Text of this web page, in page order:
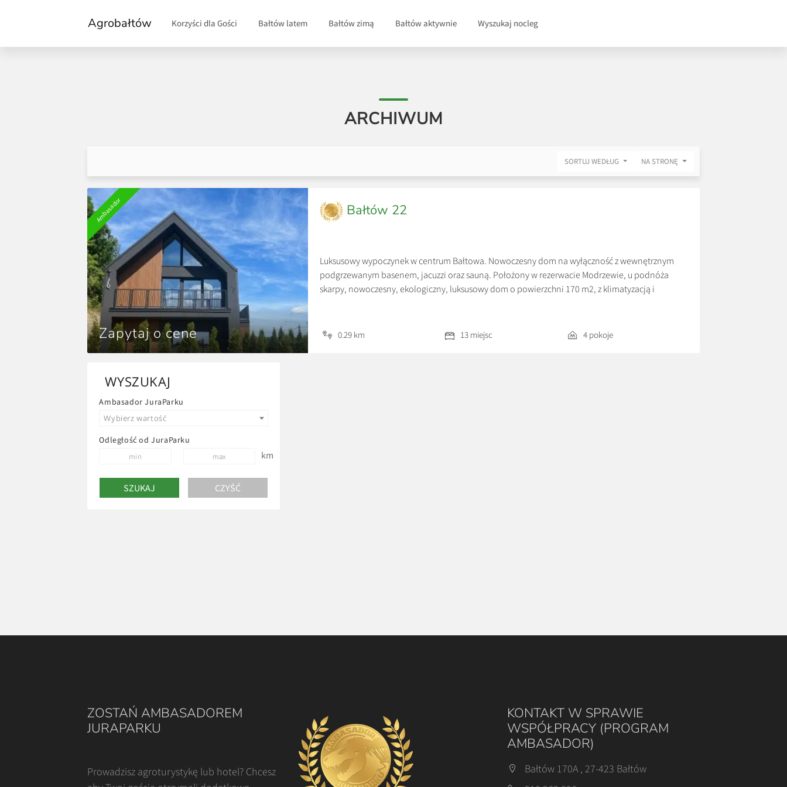
Agrobałtów Korzyści dla Gości Bałtów latem Bałtów zimą Bałtów aktywnie Wyszukaj nocleg
ARCHIWUM
SORTUJ WEDŁUG NA STRONĘ
Ambasador
Zapytaj o cene
Bałtów 22
Luksusowy wypoczynek w centrum Bałtowa. Nowoczesny dom na wyłączność z wewnętrznym
podgrzewanym basenem, jacuzzi oraz sauną. Położony w rezerwacie Modrzewie, u podnóża
skarpy, nowoczesny, ekologiczny, luksusowy dom o powierzchni 170 m2, z klimatyzacją i
0.29 km 13 miejsc 4 pokoje
WYSZUKAJ
Ambasador JuraParku
Wybierz wartość
Odległość od JuraParku
km
ZOSTAŃ AMBASADOREM
JURAPARKU
Prowadzisz agroturystykę lub hotel? Chcesz
KONTAKT W SPRAWIE
WSPÓŁPRACY (PROGRAM
AMBASADOR)
Bałtów 170A , 27-423 Bałtów